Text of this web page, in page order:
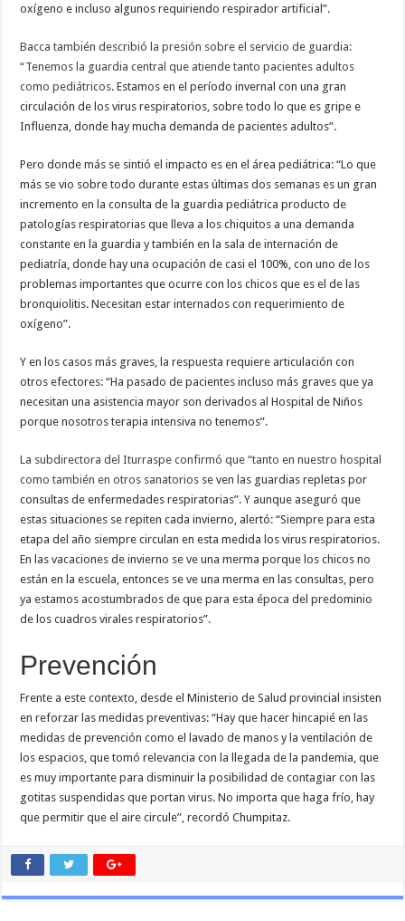
oxígeno e incluso algunos requiriendo respirador artificial”.
Bacca también describió la presión sobre el servicio de guardia:
“Tenemos la guardia central que atiende tanto pacientes adultos
como pediátricos. Estamos en el período invernal con una gran
circulación de los virus respiratorios, sobre todo lo que es gripe e
Influenza, donde hay mucha demanda de pacientes adultos”.
Pero donde más se sintió el impacto es en el área pediátrica: “Lo que
más se vio sobre todo durante estas últimas dos semanas es un gran
incremento en la consulta de la guardia pediátrica producto de
patologías respiratorias que lleva a los chiquitos a una demanda
constante en la guardia y también en la sala de internación de
pediatría, donde hay una ocupación de casi el 100%, con uno de los
problemas importantes que ocurre con los chicos que es el de las
bronquiolitis. Necesitan estar internados con requerimiento de
oxígeno”.
Y en los casos más graves, la respuesta requiere articulación con
otros efectores: “Ha pasado de pacientes incluso más graves que ya
necesitan una asistencia mayor son derivados al Hospital de Niños
porque nosotros terapia intensiva no tenemos”.
La subdirectora del Iturraspe confirmó que “tanto en nuestro hospital
como también en otros sanatorios se ven las guardias repletas por
consultas de enfermedades respiratorias”. Y aunque aseguró que
estas situaciones se repiten cada invierno, alertó: “Siempre para esta
etapa del año siempre circulan en esta medida los virus respiratorios.
En las vacaciones de invierno se ve una merma porque los chicos no
están en la escuela, entonces se ve una merma en las consultas, pero
ya estamos acostumbrados de que para esta época del predominio
de los cuadros virales respiratorios”.
Prevención
Frente a este contexto, desde el Ministerio de Salud provincial insisten
en reforzar las medidas preventivas: “Hay que hacer hincapié en las
medidas de prevención como el lavado de manos y la ventilación de
los espacios, que tomó relevancia con la llegada de la pandemia, que
es muy importante para disminuir la posibilidad de contagiar con las
gotitas suspendidas que portan virus. No importa que haga frío, hay
que permitir que el aire circule”, recordó Chumpitaz.